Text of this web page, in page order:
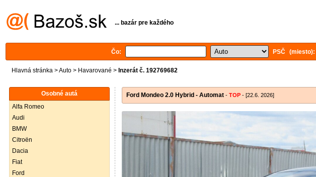
... bazár pre každého
Čo: PSČ (miesto):
Hlavná stránka >Auto > Havarované > Inzerát č. 192769682
Osobné autá
Alfa Romeo
Audi
BMW
Citroën
Dacia
Fiat
Ford
Ford Mondeo 2.0 Hybrid - Automat - TOP - [22.6. 2026]